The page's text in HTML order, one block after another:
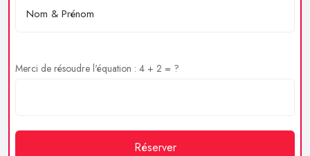
Merci de résoudre l'équation : 4 + 2 = ?
Réserver